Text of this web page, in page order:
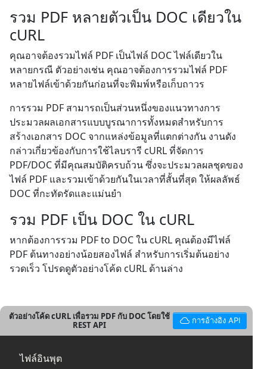
รวม PDF หลายตัวเป็น DOC เดียวใน
cURL
คุณอาจต้องรวมไฟล์ PDF เป็นไฟล์ DOC ไฟล์เดียวใน
หลายกรณี ตัวอย่างเช่น คุณอาจต้องการรวมไฟล์ PDF
หลายไฟล์เข้าด้วยกันก่อนที่จะพิมพ์หรือเก็บถาวร
การรวม PDF สามารถเป็นส่วนหนึ่งของแนวทางการ
ประมวลผลเอกสารแบบบูรณาการทั้งหมดสำหรับการ
สร้างเอกสาร DOC จากแหล่งข้อมูลที่แตกต่างกัน งานดัง
กล่าวเกี่ยวข้องกับการใช้ไลบรารี cURL ที่จัดการ
PDF/DOC ที่มีคุณสมบัติครบถ้วน ซึ่งจะประมวลผลชุดของ
ไฟล์ PDF และรวมเข้าด้วยกันในเวลาที่สั้นที่สุด ให้ผลลัพธ์
DOC ที่กะทัดรัดและแม่นยำ
รวม PDF เป็น DOC ใน cURL
หากต้องการรวม PDF to DOC ใน cURL คุณต้องมีไฟล์
PDF ต้นทางอย่างน้อยสองไฟล์ สำหรับการเริ่มต้นอย่าง
รวดเร็ว โปรดดูตัวอย่างโค้ด cURL ด้านล่าง
ตัวอย่างโค้ด cURL เพื่อรวม PDF กับ DOC โดยใช้
REST API
การอ้างอิง API
ไฟล์อินพุต